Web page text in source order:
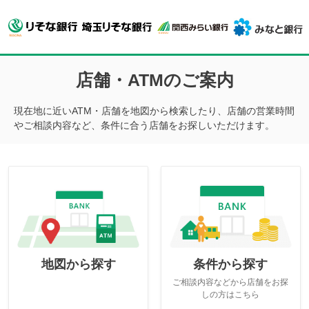
店舗・ATMのご案内
現在地に近いATM・店舗を地図から検索したり、店舗の営業時間
やご相談内容など、条件に合う店舗をお探しいただけます。
地図から探す 条件から探す
ご相談内容などから店舗をお探
しの方はこちら